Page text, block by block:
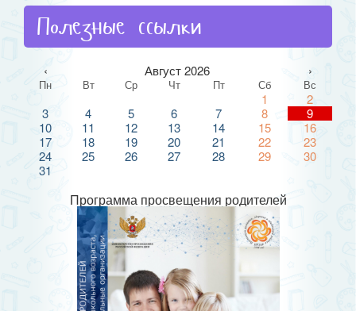
Полезные ссылки
‹ Август 2026 ›
Пн Вт Ср Чт Пт Сб Вс
1
2
3
4 5 6 7 8
9
10
11 12 13 14 15
16
17
18 19 20 21 22
23
24
25 26 27 28 29
30
31
Программа просвещения родителей